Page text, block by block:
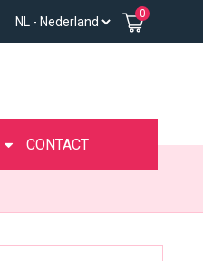
0
CONTACT